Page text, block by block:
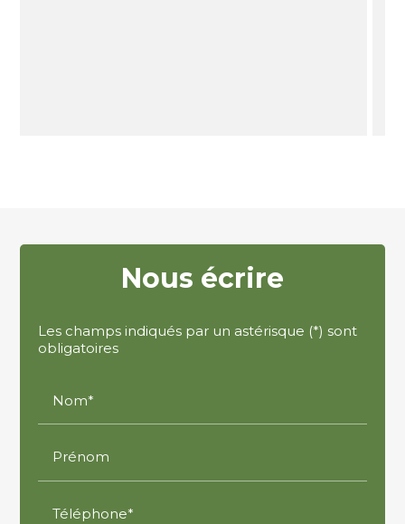
Nous écrire
Les champs indiqués par un astérisque (*) sont
obligatoires
Nom*
Prénom
Téléphone*